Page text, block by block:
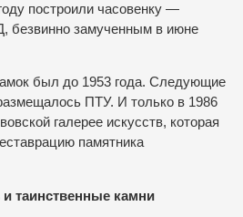
построили часовенку —
безвинно замученным в июне
был до 1953 года. Следующие
ПТУ. И только в 1986
галерее искусств, которая
памятника
таинственные камни